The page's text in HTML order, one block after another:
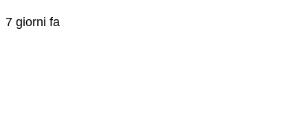
7 giorni fa